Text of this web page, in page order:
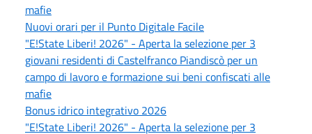
mafie
Nuovi orari per il Punto Digitale Facile
"E!State Liberi! 2026" - Aperta la selezione per 3
giovani residenti di Castelfranco Piandiscò per un
campo di lavoro e formazione sui beni confiscati alle
mafie
Bonus idrico integrativo 2026
"E!State Liberi! 2026" - Aperta la selezione per 3